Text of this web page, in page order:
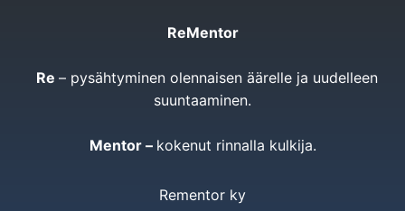
ReMentor
Re – pysähtyminen olennaisen äärelle ja uudelleen
suuntaaminen.
Mentor – kokenut rinnalla kulkija.
Rementor ky